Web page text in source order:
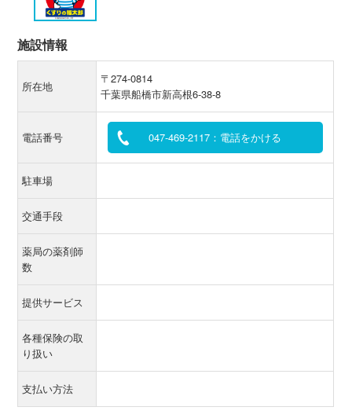
施設情報
所在地
〒274-0814
千葉県船橋市新高根6-38-8
電話番号 047-469-2117：電話をかける
駐車場
交通手段
薬局の薬剤師
数
提供サービス
各種保険の取
り扱い
支払い方法